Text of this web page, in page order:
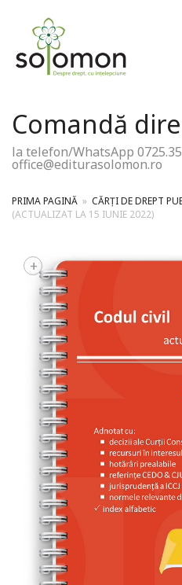
Comandă
la telefon/WhatsApp
office@editurasolomon.ro
PRIMA PAGINĂ » CĂRȚI DE DREPT
(ACTUALIZAT LA 15 IUNIE 2022)
+